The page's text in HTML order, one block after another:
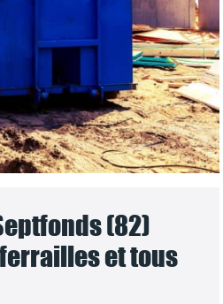
(82)
et tous